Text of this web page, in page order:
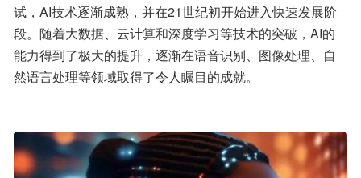
试，AI技术逐渐成熟，并在21世纪初开始进入快速发展阶
段。随着大数据、云计算和深度学习等技术的突破，AI的
能力得到了极大的提升，逐渐在语音识别、图像处理、自
然语言处理等领域取得了令人瞩目的成就。